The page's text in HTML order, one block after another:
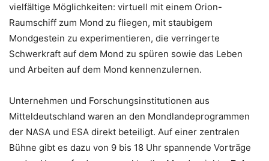
vielfältige Möglichkeiten: virtuell mit einem Orion-
Raumschiff zum Mond zu fliegen, mit staubigem
Mondgestein zu experimentieren, die verringerte
Schwerkraft auf dem Mond zu spüren sowie das Leben
und Arbeiten auf dem Mond kennenzulernen.
Unternehmen und Forschungsinstitutionen aus
Mitteldeutschland waren an den Mondlandeprogrammen
der NASA und ESA direkt beteiligt. Auf einer zentralen
Bühne gibt es dazu von 9 bis 18 Uhr spannende Vorträge